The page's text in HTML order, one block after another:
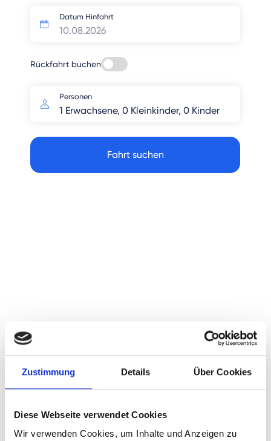
Zustimmung Details Über Cookies
Diese Webseite verwendet Cookies
Wir verwenden Cookies, um Inhalte und Anzeigen zu